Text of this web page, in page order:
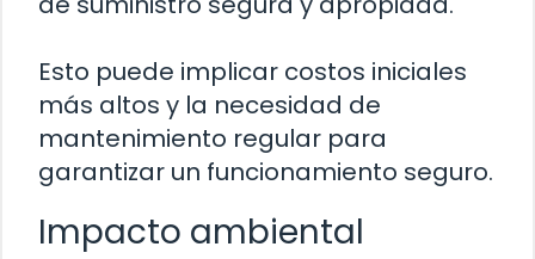
Esto puede implicar costos iniciales
más altos y la necesidad de
mantenimiento regular para
garantizar un funcionamiento seguro.
Impacto ambiental